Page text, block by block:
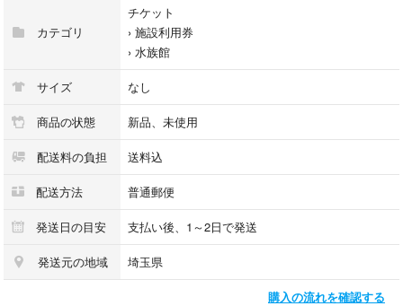
ペット、喫煙者おりません。
カテゴリ
チケット
› 施設利用券
› 水族館
サイズ なし
商品の状態 新品、未使用
配送料の負担 送料込
配送方法 普通郵便
発送日の目安 支払い後、1～2日で発送
発送元の地域 埼玉県
購入の流れを確認する